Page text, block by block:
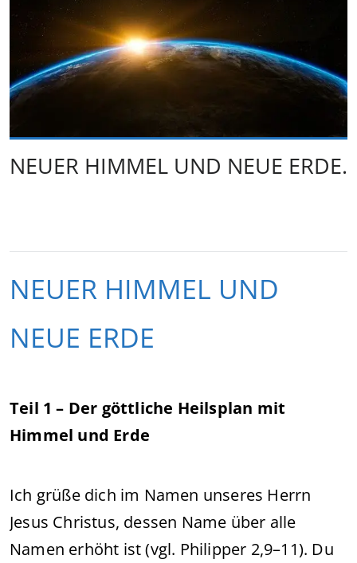
NEUER HIMMEL UND NEUE ERDE.
NEUER HIMMEL UND
NEUE ERDE
Teil 1 – Der göttliche Heilsplan mit
Himmel und Erde
Ich grüße dich im Namen unseres Herrn
Jesus Christus, dessen Name über alle
Namen erhöht ist (vgl. Philipper 2,9–11). Du